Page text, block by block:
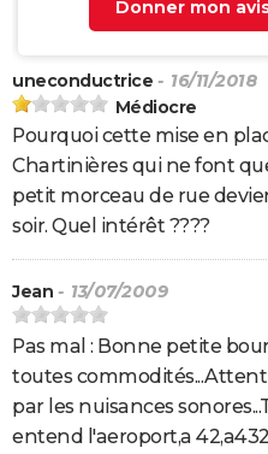
Donner mon
uneconductrice - 16/11/2018
Médiocre
Pourquoi cette mise en
Chartinières qui ne font
petit morceau de rue
soir. Quel intérêt ????
Jean - 13/07/2009
Pas mal : Bonne petite
toutes
par les nuisances
entend l'aeroport,a